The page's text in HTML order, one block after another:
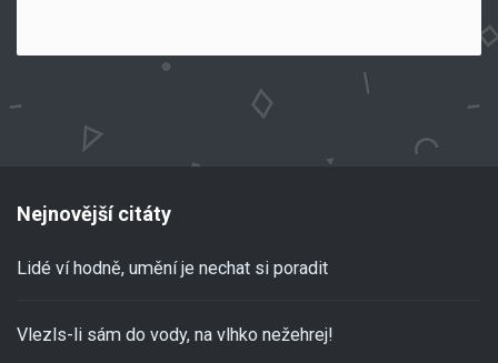
Nejnovější citáty
Lidé ví hodně, umění je nechat si poradit
Vlezls-li sám do vody, na vlhko nežehrej!